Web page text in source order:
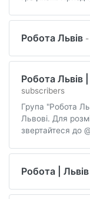
Робота Львів
Робота Львів
subscribers
Група "Робота
Львові. Для
звертайтеся до
Робота | Львів